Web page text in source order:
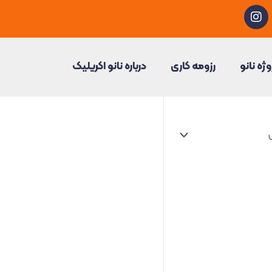
I
n
s
a
g
نانو رزومه کاری درباره نانو اکریلیک